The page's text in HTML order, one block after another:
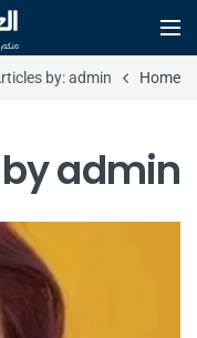
by: admin Home
admin